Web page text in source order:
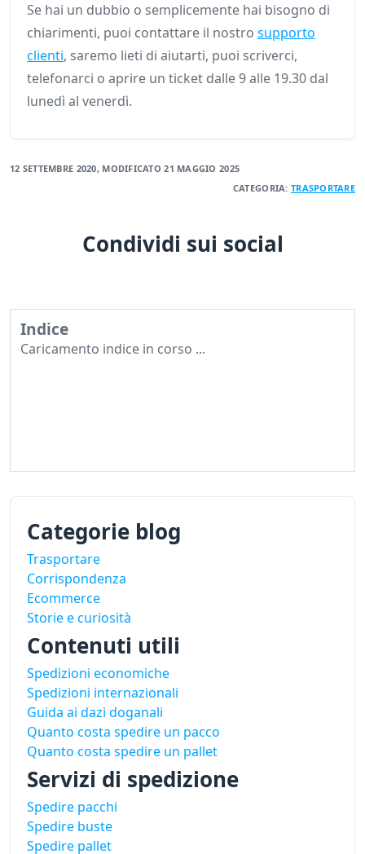
Se hai un dubbio o semplicemente hai bisogno di
chiarimenti, puoi contattare il nostro supporto
clienti, saremo lieti di aiutarti, puoi scriverci,
telefonarci o aprire un ticket dalle 9 alle 19.30 dal
lunedì al venerdì.
12 SETTEMBRE 2020, MODIFICATO21 MAGGIO 2025
CATEGORIA: TRASPORTARE
Condividi sui social
Indice
Caricamento indice in corso ...
Categorie blog
Trasportare
Corrispondenza
Ecommerce
Storie e curiosità
Contenuti utili
Spedizioni economiche
Spedizioni internazionali
Guida ai dazi doganali
Quanto costa spedire un pacco
Quanto costa spedire un pallet
Servizi di spedizione
Spedire pacchi
Spedire buste
Spedire pallet